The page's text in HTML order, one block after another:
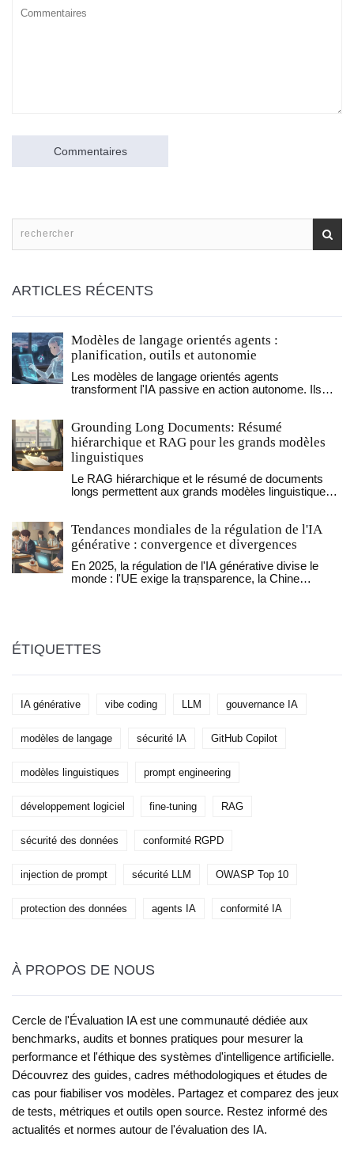
Commentaires
ARTICLES RÉCENTS
Modèles de langage orientés agents :
planification, outils et autonomie
Les modèles de langage orientés agents
transforment l'IA passive en action autonome. Ils
sont déjà utiles, et les pièges à éviter.
Grounding Long Documents: Résumé
hiérarchique et RAG pour les grands modèles
linguistiques
Le RAG hiérarchique et le résumé de documents
longs permettent aux grands modèles linguistiques
erreurs et augmente la fiabilité dans les entreprises.
Tendances mondiales de la régulation de l'IA
générative : convergence et divergences
En 2025, la régulation de l'IA générative divise le
monde : l'UE exige la transparence, la Chine
ÉTIQUETTES
IA générative vibe coding LLM gouvernance IA
modèles de langage sécurité IA GitHub Copilot
modèles linguistiques prompt engineering
développement logiciel fine-tuning RAG
sécurité des données conformité RGPD
injection de prompt sécurité LLM OWASP Top 10
protection des données agents IA conformité IA
À PROPOS DE NOUS
Cercle de l'Évaluation IA est une communauté dédiée aux
benchmarks, audits et bonnes pratiques pour mesurer la
performance et l'éthique des systèmes d'intelligence artificielle.
Découvrez des guides, cadres méthodologiques et études de
cas pour fiabiliser vos modèles. Partagez et comparez des jeux
de tests, métriques et outils open source. Restez informé des
actualités et normes autour de l'évaluation des IA.